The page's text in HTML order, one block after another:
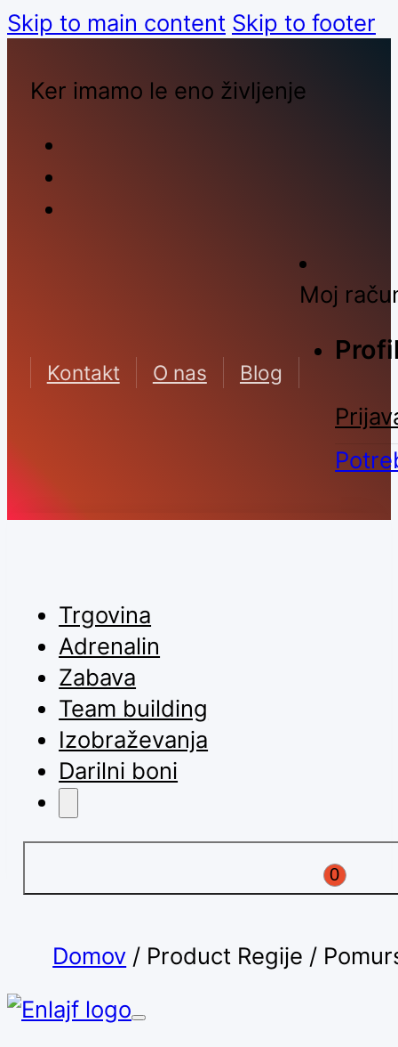
Skip to main content Skip to footer
Ker imamo le eno življenje
Kontakt O nas Blog
Moj
Trgovina
Adrenalin
Zabava
Team building
Izobraževanja
Darilni boni
0
Domov / Product Regije /